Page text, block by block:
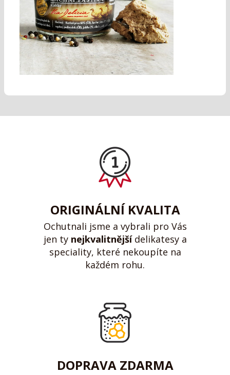
ORIGINÁLNÍ KVALITA
Ochutnali jsme a vybrali pro Vás
jen ty nejkvalitnějšídelikatesy a
speciality, které nekoupíte na
každém rohu.
DOPRAVA ZDARMA